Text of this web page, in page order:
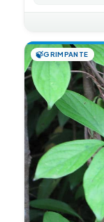
🍃GRIMPANTE